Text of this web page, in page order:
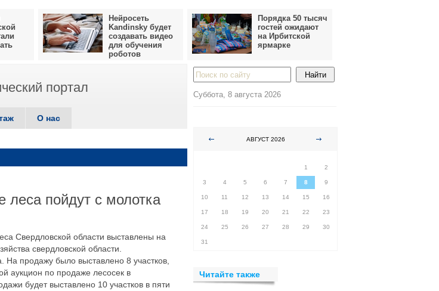
Нейросеть
Kandinsky будет
создавать видео
для обучения
роботов
Порядка 50 тысяч
гостей ожидают
на Ирбитской
ярмарке
портал
О нас
пойдут с молотка
Свердловской области выставлены на
свердловской области.
продажу было выставлено 8 участков,
аукцион по продаже лесосек в
будет выставлено 10 участков в пяти
Суббота, 8 августа 2026
АВГУСТ 2026
1
2
3 4 5 6 7 8 9
10 11 12 13 14 15 16
17 18 19 20 21 22 23
24 25 26 27 28 29 30
31
Читайте также